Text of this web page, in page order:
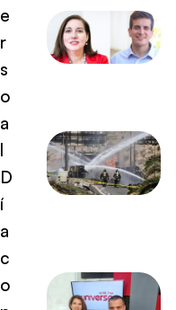
e
r
s
o
a
l
D
í
a
c
o